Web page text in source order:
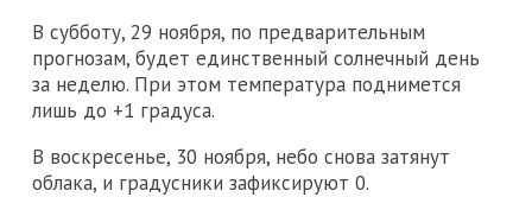
В субботу, 29 ноября, по предварительным
прогнозам, будет единственный солнечный день
за неделю. При этом температура поднимется
лишь до +1 градуса.
В воскресенье, 30 ноября, небо снова затянут
облака, и градусники зафиксируют 0.